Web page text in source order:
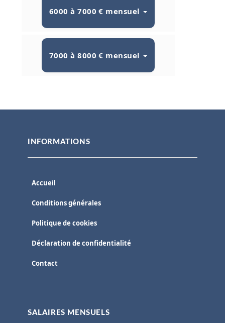
6000 à 7000 € mensuel
7000 à 8000 € mensuel
INFORMATIONS
Accueil
Conditions générales
Politique de cookies
Déclaration de confidentialité
Contact
SALAIRES MENSUELS